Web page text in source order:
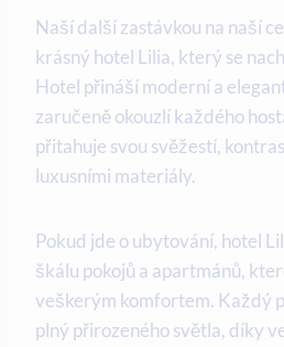
Naší další zastávkou na naší
krásný hotel Lilia, který se
Hotel přináší moderní a
zaručeně okouzlí každého
přitahuje svou svěžestí,
luxusními materiály.
Pokud jde o ubytování, hotel
škálu pokojů a apartmánů,
veškerým komfortem. Každý
plný přirozeného světla, díky